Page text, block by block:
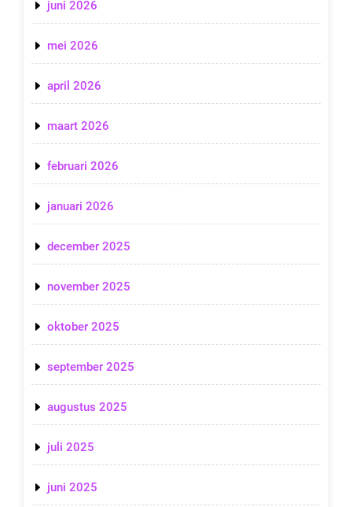
juni 2026
mei 2026
april 2026
maart 2026
februari 2026
januari 2026
december 2025
november 2025
oktober 2025
september 2025
augustus 2025
juli 2025
juni 2025